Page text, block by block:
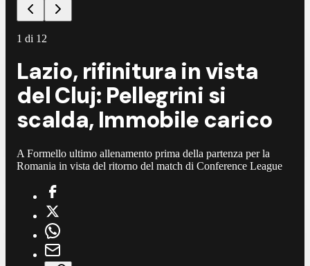
1 di 12
Lazio, rifinitura in vista
del Cluj: Pellegrini si
scalda, Immobile carico
A Formello ultimo allenamento prima della partenza per la
Romania in vista del ritorno del match di Conference League